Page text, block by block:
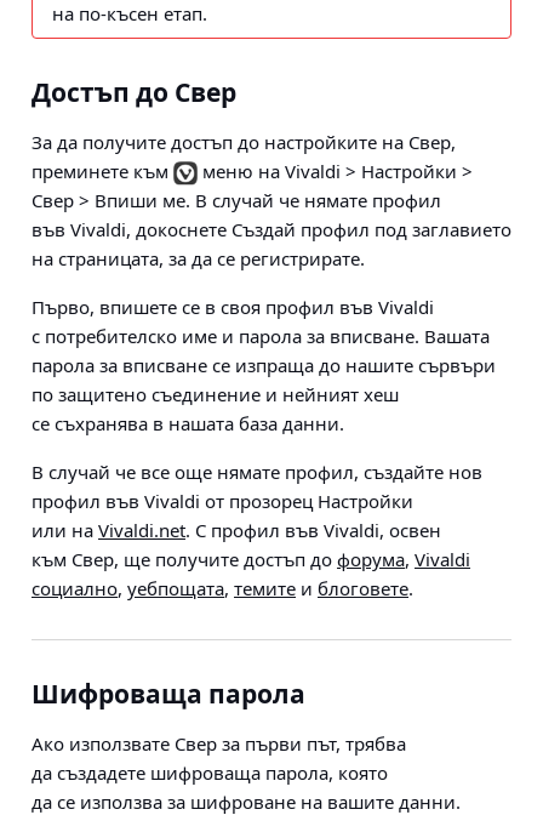
на по-късен етап.
Достъп до Свер
За да получите достъп до настройките на Свер,
преминете към
меню на Vivaldi > Настройки >
Свер > Впиши ме. В случай че нямате профил
във Vivaldi, докоснете Създай профил под заглавието
на страницата, за да се регистрирате.
Първо, впишете се в своя профил във Vivaldi
с потребителско име и парола за вписване. Вашата
парола за вписване се изпраща до нашите сървъри
по защитено съединение и нейният хеш
се съхранява в нашата база данни.
В случай че все още нямате профил, създайте нов
профил във Vivaldi от прозорец Настройки
или на Vivaldi.net. С профил във Vivaldi, освен
към Свер, ще получите достъп до форума, Vivaldi
социално, уебпощата, темите и блоговете.
Шифроваща парола
Ако използвате Свер за първи път, трябва
да създадете шифроваща парола, която
да се използва за шифроване на вашите данни.